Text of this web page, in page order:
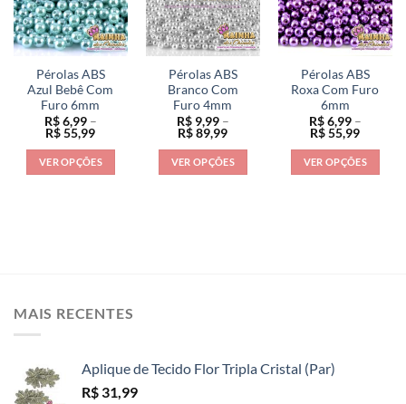
As
opções
podem
ser
escolhidas
na
página
do
produto
opções
podem
ser
escolhidas
na
página
do
produto
opções
podem
ser
escolhidas
na
página
do
produto
Pérolas ABS
Azul Bebê Com
Furo 6mm
R$6,99 –
R$55,99Faixa
preço:
R$ 6,99
através
VER OPÇÕES
podem
na
página
Pérolas ABS
Branco Com
Furo 4mm
R$9,99 –
R$89,99Faixa
preço:
R$ 9,99
através
VER OPÇÕES
na
Pérolas ABS
Roxa Com Furo
6mm
R$6,99 –
R$55,99Faixa
preço:
R$ 6,99
através
VER OPÇÕES
na
MAIS RECENTES
Aplique de Tecido Flor Tripla Cristal (Par)
R$ 31,99